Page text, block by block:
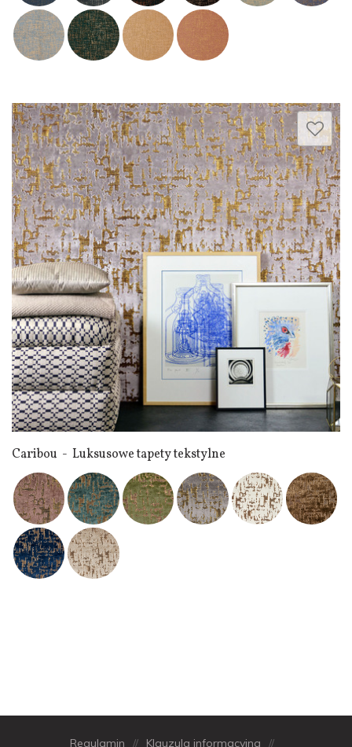
Caribou - Luksusowe tapety tekstylne
Regulamin // Klauzula informacyjna //